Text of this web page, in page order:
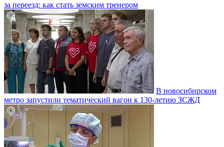
за переезд: как стать земским тренером
В новосибирском
метро запустили тематический вагон к 130-летию ЗСЖД